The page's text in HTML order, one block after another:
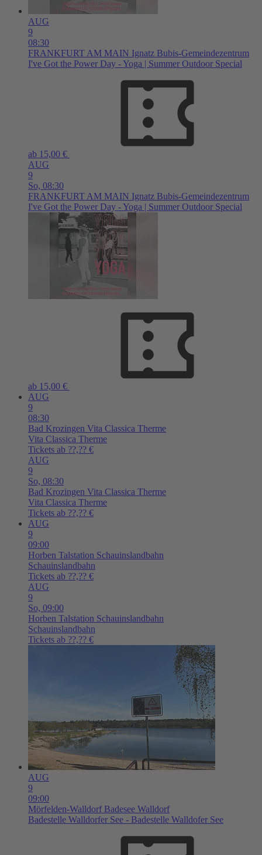
AUG
9
08:30
FRANKFURT AM MAIN Ignatz Bubis-Gemeindezentrum
I've Got the Power Day - Yoga | Summer Outdoor Special
ab 15,00 €
AUG
9
So, 08:30
FRANKFURT AM MAIN Ignatz Bubis-Gemeindezentrum
I've Got the Power Day - Yoga | Summer Outdoor Special
ab 15,00 €
AUG
9
08:30
Bad Krozingen Vita Classica Therme
Vita Classica Therme
Tickets ab ??,?? €
AUG
9
So, 08:30
Bad Krozingen Vita Classica Therme
Vita Classica Therme
Tickets ab ??,?? €
AUG
9
09:00
Horben Talstation Schauinslandbahn
Schauinslandbahn
Tickets ab ??,?? €
AUG
9
So, 09:00
Horben Talstation Schauinslandbahn
Schauinslandbahn
Tickets ab ??,?? €
AUG
9
09:00
Mörfelden-Walldorf Badesee Walldorf
Badestelle Walldorfer See - Badestelle Walldofer See